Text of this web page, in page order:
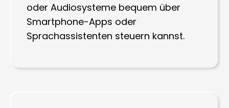
oder Audiosysteme bequem über
Smartphone-Apps oder
Sprachassistenten steuern kannst.